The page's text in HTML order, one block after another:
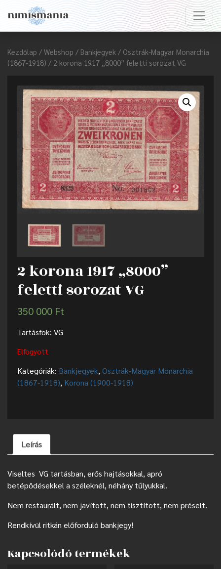
Kezdőlap / Webshop / Bankjegyek / Osztrák-Magyar Monarchia
(1867-1918) / 2 korona 1917 „8000” feletti sorozat VG
2 korona 1917 „8000”
feletti sorozat VG
350 000 Ft
Tartásfok: VG
Elfogyott
Kategóriák: Bankjegyek, Osztrák-Magyar Monarchia
(1867-1918), Korona (1900-1918)
Leírás
Viseltes VG tartásban, erős hajtásokkal, apró
betépődésekkel a széleknél, néhány tűlyukkal.
Nem restaurált, nem javított, nem tisztított, nem préselt.
Rendkívül ritkán előforduló bankjegy!
Kapcsolódó termékek